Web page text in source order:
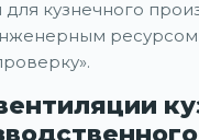
кузнечного